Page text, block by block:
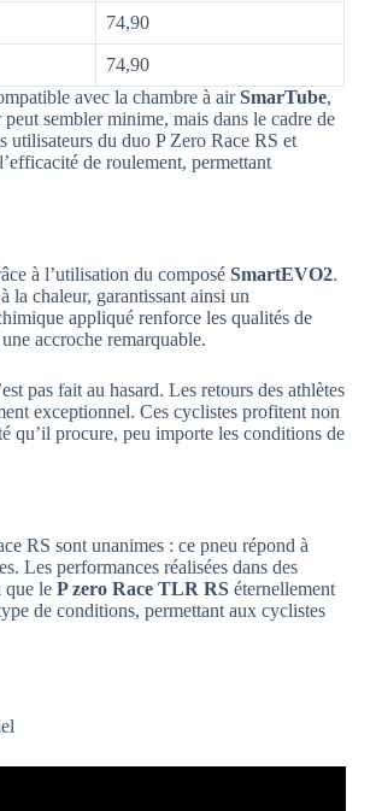
74,90
74,90
avec la chambre à airSmarTube,
sembler minime, mais dans le cadre de
utilisateurs du duo P Zero Race RS et
de roulement, permettant
à l’utilisation du composé SmartEVO2.
la chaleur, garantissant ainsi un
appliqué renforce les qualités de
accroche remarquable.
pas fait au hasard. Les retours des athlètes
exceptionnel. Ces cyclistes profitent non
qu’il procure, peu importe les conditions de
RS sont unanimes : ce pneu répond à
Les performances réalisées dans des
que le P zero Race TLR RS éternellement
de conditions, permettant aux cyclistes